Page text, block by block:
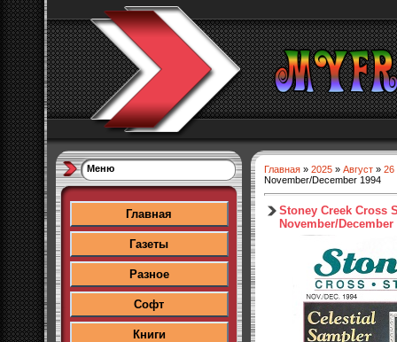
Меню
Главная
Газеты
Разное
Софт
Книги
Главная » 2025 » Август » 26
November/December 1994
Stoney Creek Cross
November/December